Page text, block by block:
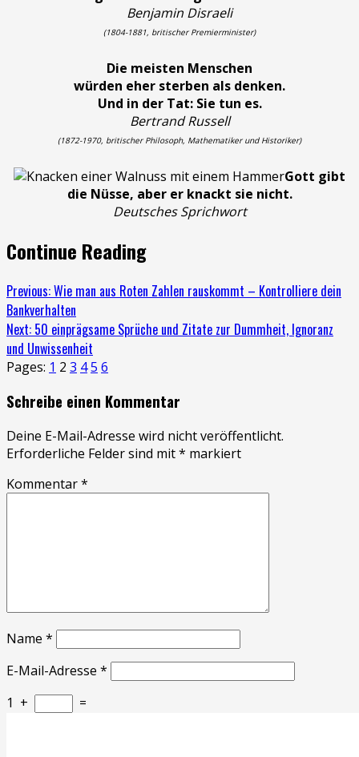
Benjamin Disraeli
(1804-1881, britischer Premierminister)
Die meisten Menschen
würden eher sterben als denken.
Und in der Tat: Sie tun es.
Bertrand Russell
(1872-1970, britischer Philosoph, Mathematiker und Historiker)
Gott gibt
die Nüsse, aber er knackt sie nicht.
Deutsches Sprichwort
Continue Reading
Previous:Wie man aus Roten Zahlen rauskommt – Kontrolliere dein
Bankverhalten
Next: 50 einprägsame Sprüche und Zitate zur Dummheit, Ignoranz
und Unwissenheit
Pages: 1 2 3 45 6
Schreibe einen Kommentar
Deine E-Mail-Adresse wird nicht veröffentlicht.
Erforderliche Felder sind mit* markiert
Kommentar*
Name *
E-Mail-Adresse *
1 + =